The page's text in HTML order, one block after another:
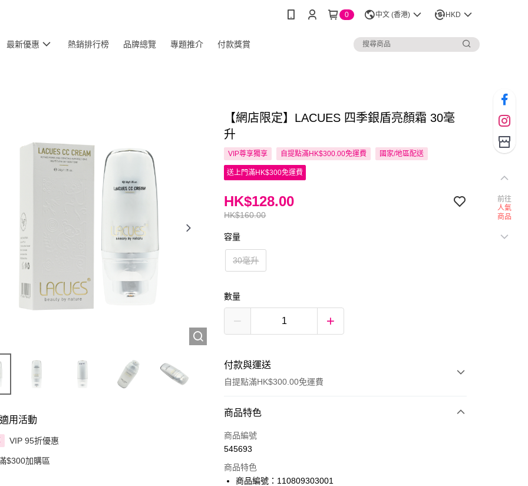
0 中文 (香港) HKD
最新優惠 熱銷排行榜 品牌總覽 專題推介 付款獎賞
用活動
VIP 95折優惠
$300加購區
【網店限定】LACUES 四季銀盾亮顏霜 30毫
升
VIP尊享獨享 自提點滿HK$300.00免運費 國家/地區配送
送上門滿HK$300免運費
HK$160.00
HK$128.00
容量
30毫升
數量
付款與運送
自提點滿HK$300.00免運費
付款方式
信用卡
AlipayHK
商品特色
商品編號
545693
商品特色
商品編號：110809303001
前往
人氣
商品